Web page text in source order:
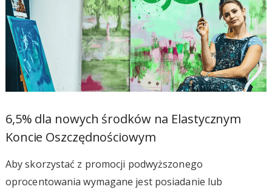
6,5% dla nowych środków na Elastycznym
Koncie Oszczędnościowym
Aby skorzystać z promocji podwyższonego
oprocentowania wymagane jest posiadanie lub